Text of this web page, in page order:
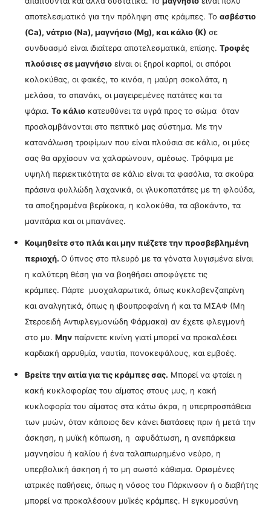
αποτελεσματικό για την πρόληψη στις κράμπες. Το ασβέστιο
(Ca), νάτριο (Na), μαγνήσιο (Mg), και κάλιο (Κ) σε
συνδυασμό είναι ιδιαίτερα αποτελεσματικά, επίσης. Τροφές
πλούσιες σε μαγνήσιο είναι οι ξηροί καρποί, οι σπόροι
κολοκύθας, οι φακές, το κινόα, η μαύρη σοκολάτα, η
μελάσα, το σπανάκι, οι μαγειρεμένες πατάτες και τα
ψάρια. Το κάλιο κατευθύνει τα υγρά προς το σώμα όταν
προσλαμβάνονται στο πεπτικό μας σύστημα. Με την
κατανάλωση τροφίμων που είναι πλούσια σε κάλιο, οι μύες
σας θα αρχίσουν να χαλαρώνουν, αμέσως. Τρόφιμα με
υψηλή περιεκτικότητα σε κάλιο είναι τα φασόλια, τα σκούρα
πράσινα φυλλώδη λαχανικά, οι γλυκοπατάτες με τη φλούδα,
τα αποξηραμένα βερίκοκα, η κολοκύθα, τα αβοκάντο, τα
μανιτάρια και οι μπανάνες.
Κοιμηθείτε στο πλάι και μην πιέζετε την προσβεβλημένη
περιοχή. Ο ύπνος στο πλευρό με τα γόνατα λυγισμένα είναι
η καλύτερη θέση για να βοηθήσει αποφύγετε τις
κράμπες. Πάρτε μυοχαλαρωτικά, όπως κυκλοβενζαπρίνη
και αναλγητικά, όπως η ιβουπροφαίνη ή και τα ΜΣΑΦ (Μη
Στεροειδή Αντιφλεγμονώδη Φάρμακα) αν έχετε φλεγμονή
στο μυ. Μην παίρνετε κινίνη γιατί μπορεί να προκαλέσει
καρδιακή αρρυθμία, ναυτία, πονοκεφάλους, και εμβοές.
Βρείτε την αιτία για τις κράμπες σας. Μπορεί να φταίει η
κακή κυκλοφορίας του αίματος στους μυς, η κακή
κυκλοφορία του αίματος στα κάτω άκρα, η υπερπροσπάθεια
των μυών, όταν κάποιος δεν κάνει διατάσεις πριν ή μετά την
άσκηση, η μυϊκή κόπωση, η αφυδάτωση, η ανεπάρκεια
μαγνησίου ή καλίου ή ένα ταλαιπωρημένο νεύρο, η
υπερβολική άσκηση ή το μη σωστό κάθισμα. Ορισμένες
ιατρικές παθήσεις, όπως η νόσος του Πάρκινσον ή ο διαβήτης
μπορεί να προκαλέσουν μυϊκές κράμπες. Η εγκυμοσύνη